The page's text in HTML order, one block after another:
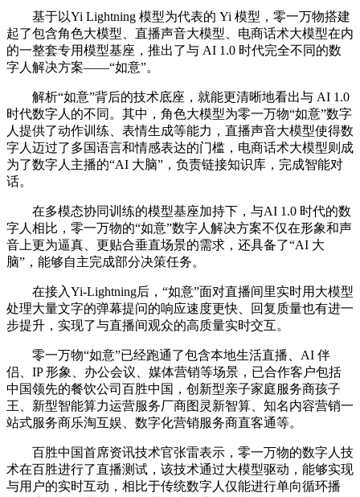
基于以Yi Lightning 模型为代表的 Yi 模型，零一万物搭建
起了包含角色大模型、直播声音大模型、电商话术大模型在内
的一整套专用模型基座，推出了与 AI 1.0 时代完全不同的数
字人解决方案——“如意”。
解析“如意”背后的技术底座，就能更清晰地看出与 AI 1.0
时代数字人的不同。其中，角色大模型为零一万物“如意”数字
人提供了动作训练、表情生成等能力，直播声音大模型使得数
字人迈过了多国语言和情感表达的门槛，电商话术大模型则成
为了数字人主播的“AI 大脑”，负责链接知识库，完成智能对
话。
在多模态协同训练的模型基座加持下，与AI 1.0 时代的数
字人相比，零一万物的“如意”数字人解决方案不仅在形象和声
音上更为逼真、更贴合垂直场景的需求，还具备了“AI 大
脑”，能够自主完成部分决策任务。
在接入Yi-Lightning后，“如意”面对直播间里实时用大模型
处理大量文字的弹幕提问的响应速度更快、回复质量也有进一
步提升，实现了与直播间观众的高质量实时交互。
零一万物“如意”已经跑通了包含本地生活直播、AI 伴
侣、IP 形象、办公会议、媒体营销等场景，已合作客户包括
中国领先的餐饮公司百胜中国，创新型亲子家庭服务商孩子
王、新型智能算力运营服务厂商图灵新智算、知名内容营销一
站式服务商乐淘互娱、数字化营销服务商直客通等。
百胜中国首席资讯技术官张雷表示，零一万物的数字人技
术在百胜进行了直播测试，该技术通过大模型驱动，能够实现
与用户的实时互动，相比于传统数字人仅能进行单向循环播